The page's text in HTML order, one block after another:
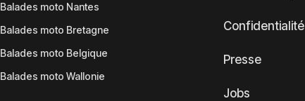
Balades moto Nantes
Balades moto Bretagne
Balades moto Belgique
Balades moto Wallonie
Confidentialité
Presse
Jobs